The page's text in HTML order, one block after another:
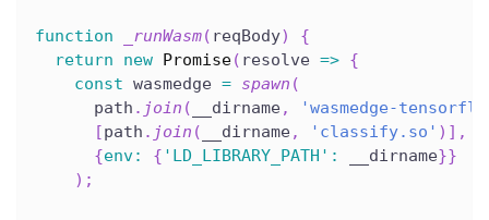
function _runWasm( reqBody)
{
return
new Promise( resolve => {
const wasmedge = spawn (
      path
. join ( __dirname,
'wasmedge-
[path . join ( __dirname, 'classify.so' ) ] ,
{env: { 'LD_LIBRARY_PATH' : __dirname}}
) ;